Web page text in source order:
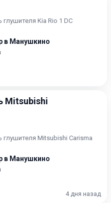
глушителя Kia Rio 1 DC
в Манушкино
Mitsubishi
глушителя Mitsubishi Carisma
в Манушкино
4 дня назад